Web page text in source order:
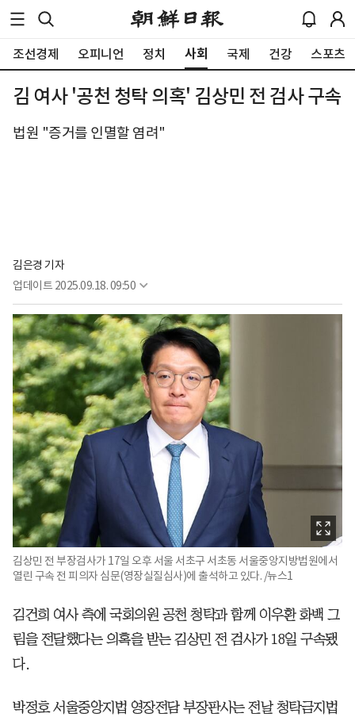
조선경제 오피니언 정치 사회 국제 건강 스포츠
김 여사 '공천 청탁 의혹' 김상민 전 검사 구속
법원 "증거를 인멸할 염려"
김은경 기자
업데이트 2025.09.18. 09:50
김상민 전 부장검사가 17일 오후 서울 서초구 서초동 서울중앙지방법원에서
열린 구속 전 피의자 심문(영장실질심사)에 출석하고 있다. /뉴스1
김건희 여사 측에 국회의원 공천 청탁과 함께 이우환 화백 그
림을 전달했다는 의혹을 받는 김상민 전 검사가 18일 구속됐
다.
박정호 서울중앙지법 영장전담 부장판사는 전날 청탁금지법